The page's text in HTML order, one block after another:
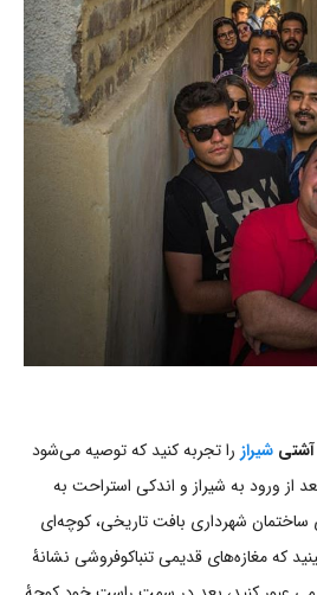
شیراز را تجربه کنید که توصیه می‌شود
از ورود به شیراز و اندکی استراحت به
ساختمان شهرداری بافت تاریخی، کوچه‌ای
که مغازه‌های قدیمی تنباکوفروشی نشانۀ